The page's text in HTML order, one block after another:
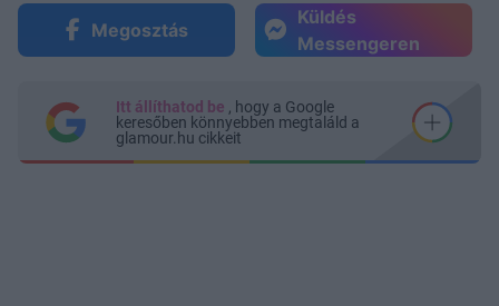
Megosztás
Küldés
Messengeren
Itt állíthatod be , hogy a Google
keresőben könnyebben megtaláld a
glamour.hu cikkeit